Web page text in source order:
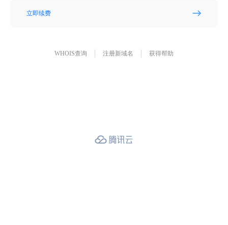
立即续费
WHOIS查询 注册新域名 获得帮助